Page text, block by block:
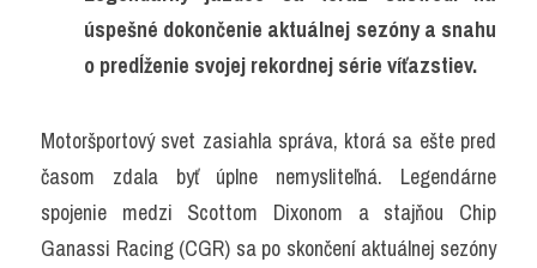
úspešné dokončenie aktuálnej sezóny a snahu
o predĺženie svojej rekordnej série víťazstiev.
Motoršportový svet zasiahla správa, ktorá sa ešte pred
časom zdala byť úplne nemysliteľná. Legendárne
spojenie medzi Scottom Dixonom a stajňou Chip
Ganassi Racing (CGR) sa po skončení aktuálnej sezóny